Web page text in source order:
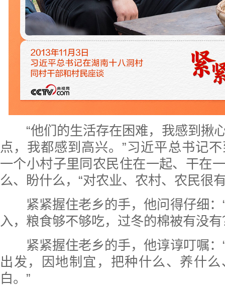
“他们的生活存在困难，我感到揪
点，我都感到高兴。”习近平总书记
一个小村子里同农民住在一起、干在
么、盼什么，“对农业、农村、农民很
紧紧握住老乡的手，他问得仔细：
入，粮食够不够吃，过冬的棉被有没有
紧紧握住老乡的手，他谆谆叮嘱：
出发，因地制宜，把种什么、养什
白。”